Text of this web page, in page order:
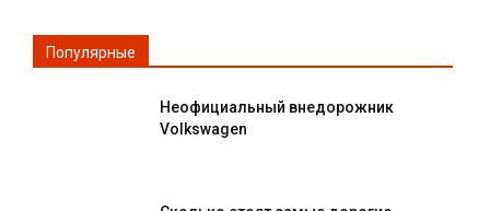
Популярные
Неофициальный внедорожник
Volkswagen